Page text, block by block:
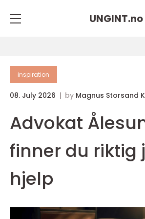
UNGINT.no
inspiration
08. July 2026 by Magnus Storsand
Advokat
finner du riktig
hjelp